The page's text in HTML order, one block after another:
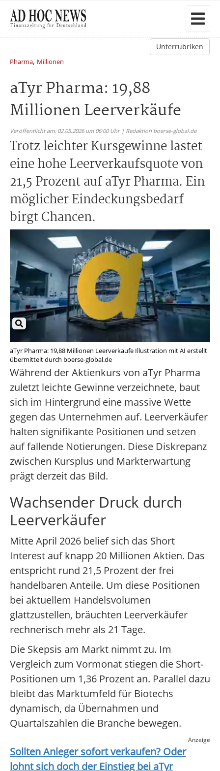
Unterrubriken
Pharma, Millionen
aTyr Pharma: 19,88
Millionen Leerverkäufe
Veröffentlicht am: 02.05.2026 um 06:00 Uhr | Redaktion boerse-global.de
Trotz leichter Kursgewinne lastet
eine hohe Leerverkaufsquote von
21,5 Prozent auf aTyr Pharma. Ein
möglicher Eindeckungsbedarf
birgt Chancen.
aTyr Pharma: 19,88 Millionen Leerverkäufe Illustration mit AI erstellt
übermittelt durch boerse-global.de
Während der Aktienkurs von aTyr Pharma
zuletzt leichte Gewinne verzeichnete, baut
sich im Hintergrund eine massive Wette
gegen das Unternehmen auf. Leerverkäufer
halten signifikante Positionen und setzen
auf fallende Notierungen. Diese Diskrepanz
zwischen Kursplus und Markterwartung
prägt derzeit das Bild.
Wachsender Druck durch
Leerverkäufer
Mitte April 2026 belief sich das Short
Interest auf knapp 20 Millionen Aktien. Das
entspricht rund 21,5 Prozent der frei
handelbaren Anteile. Um diese Positionen
bei aktuellem Handelsvolumen
glattzustellen, bräuchten Leerverkäufer
rechnerisch mehr als 21 Tage.
Die Skepsis am Markt nimmt zu. Im
Vergleich zum Vormonat stiegen die Short-
Positionen um 1,36 Prozent an. Parallel dazu
bleibt das Marktumfeld für Biotechs
dynamisch, da Übernahmen und
Quartalszahlen die Branche bewegen.
Anzeige
Sollten Anleger sofort verkaufen? Oder
lohnt sich doch der Einstieg bei aTyr